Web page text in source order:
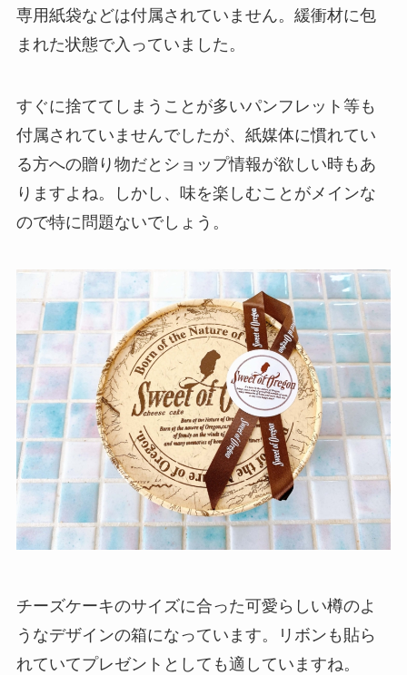
専用紙袋などは付属されていません。緩衝材に包
まれた状態で入っていました。
すぐに捨ててしまうことが多いパンフレット等も
付属されていませんでしたが、紙媒体に慣れてい
る方への贈り物だとショップ情報が欲しい時もあ
りますよね。しかし、味を楽しむことがメインな
ので特に問題ないでしょう。
チーズケーキのサイズに合った可愛らしい樽のよ
うなデザインの箱になっています。リボンも貼ら
れていてプレゼントとしても適していますね。